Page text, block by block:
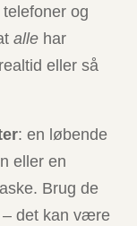
og
alle har
eller så
: en løbende
eller en
Brug de
det kan være